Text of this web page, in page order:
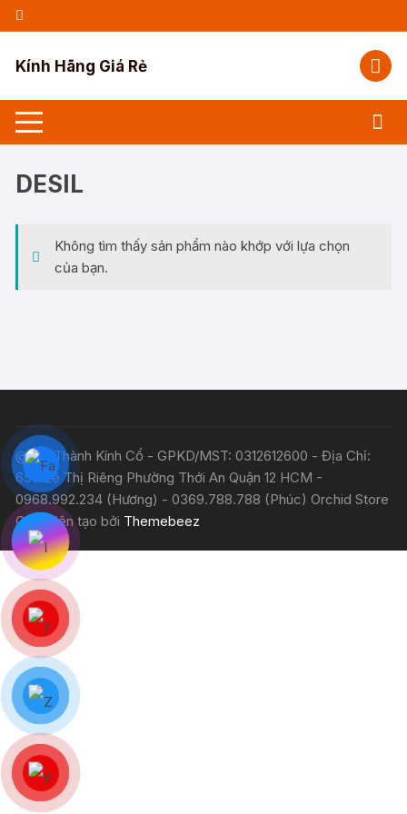
Chuyển
tới
dungKính Hãng Giá Rẻ
DESIL
Không tìm thấy sản phẩm nào khớp với lựa chọn
của bạn.
@ Sài Thành Kính Cổ - GPKD/MST: 0312612600 - Địa Chỉ:
650 Lê Thị Riêng Phường Thới An Quận 12 HCM -
0968.992.234 (Hương) - 0369.788.788 (Phúc) Orchid Store
Giao diện tạo bởi Themebeez